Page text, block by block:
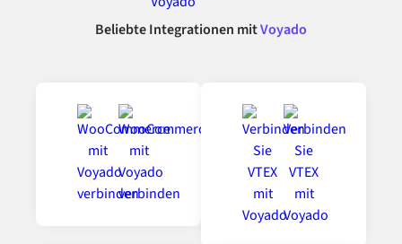
Beliebte Integrationen mitVoyado